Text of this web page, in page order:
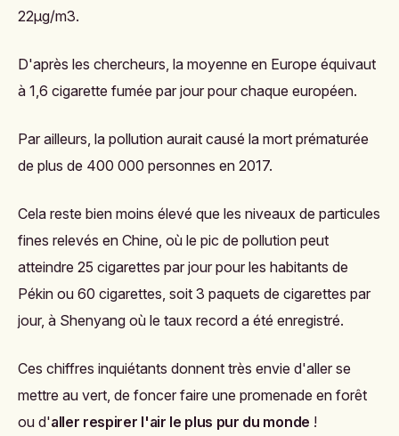
22μg/m3.
D'après les chercheurs, la moyenne en Europe équivaut
à 1,6 cigarette fumée par jour pour chaque européen.
Par ailleurs, la pollution aurait causé la mort prématurée
de plus de 400 000 personnes en 2017.
Cela reste bien moins élevé que les niveaux de particules
fines relevés en Chine, où le pic de pollution peut
atteindre 25 cigarettes par jour pour les habitants de
Pékin ou 60 cigarettes, soit 3 paquets de cigarettes par
jour, à Shenyang où le taux record a été enregistré.
Ces chiffres inquiétants donnent très envie d'aller se
mettre au vert, de foncer faire une promenade en forêt
ou d'aller respirer l'air le plus pur du monde !